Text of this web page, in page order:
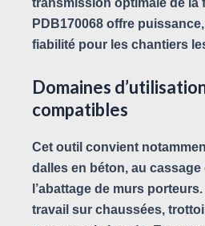
transmission optimale de la
PDB170068 offre
fiabilité pour les chantiers
Domaines
compatibles
Cet outil convient
dalles en béton, au
l’abattage de murs
travail sur chaussées,